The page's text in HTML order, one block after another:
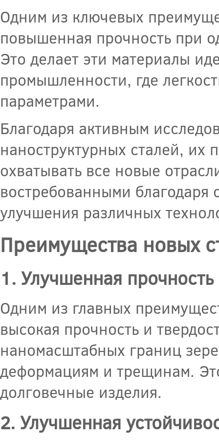
Одним из ключевых
повышенная прочность при
Это делает эти материалы
промышленности, где
параметрами.
Благодаря активным
наноструктурных сталей,
охватывать все новые
востребованными
улучшения различных
Преимущества новых
1. Улучшенная прочность
Одним из главных
высокая прочность и
наномасштабных границ
деформациям и трещинам.
долговечные изделия.
2. Улучшенная